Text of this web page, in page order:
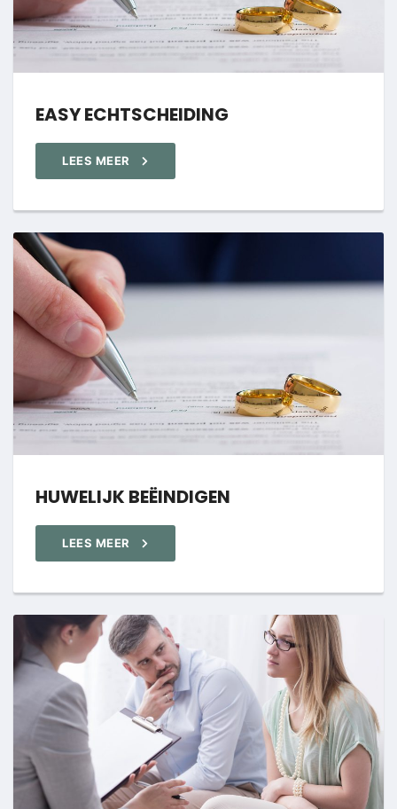
EASY ECHTSCHEIDING
LEES MEER
HUWELIJK BEËINDIGEN
LEES MEER